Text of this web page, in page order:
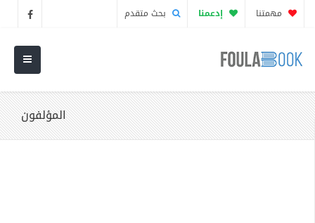
مهمتنا إدعمنا بحث متقدم
المؤلفون